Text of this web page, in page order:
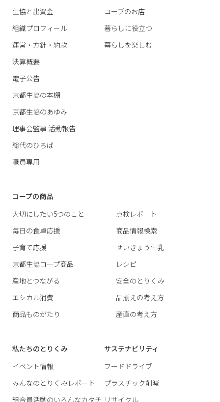
生協と出資金
組織プロフィール
運営・方針・約款
決算概要
電子公告
京都生協の本棚
京都生協のあゆみ
理事会監事 活動報告
総代のひろば
職員専用
コープのお店
暮らしに役立つ
暮らしを楽しむ
コープの商品
大切にしたい5つのこと
毎日の食卓応援
子育て応援
京都生協コープ商品
産地とつながる
エシカル消費
商品ものがたり
点検レポート
商品情報検索
せいきょう牛乳
レシピ
安全のとりくみ
品揃えの考え方
産直の考え方
私たちのとりくみ
イベント情報
みんなのとりくみレポート
組合員活動のいろんなカタチ
サステナビリティ
フードドライブ
プラスチック削減
リサイクル